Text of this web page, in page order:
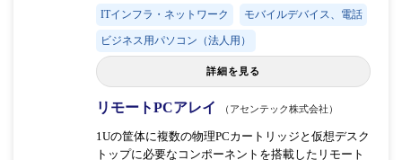
ITインフラ・ネットワーク モバイルデバイス、電話
ビジネス用パソコン（法人用）
詳細を見る
リモートPCアレイ （アセンテック株式会社）
1Uの筐体に複数の物理PCカートリッジと仮想デスク
トップに必要なコンポーネントを搭載したリモート